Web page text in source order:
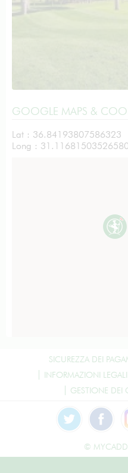
GOOGLE MAPS &
Lat : 36.84193807586323
Long :
SICUREZZA DEI
INFORMAZIONI LEGALI
GESTIONE DEI
©